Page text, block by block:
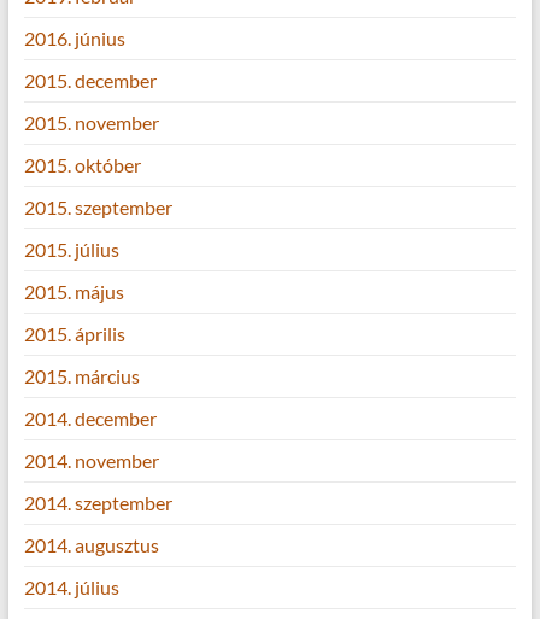
2016. június
2015. december
2015. november
2015. október
2015. szeptember
2015. július
2015. május
2015. április
2015. március
2014. december
2014. november
2014. szeptember
2014. augusztus
2014. július